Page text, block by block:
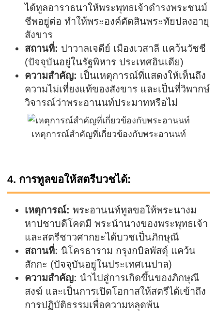
ได้ทูลอาราธนาให้พระพุทธเจ้าดำรงพระชนม์
ชีพอยู่ต่อ ทำให้พระองค์ตัดสินพระทัยปลงอายุ
สังขาร
สถานที่: ปาวาลเจดีย์ เมืองเวสาลี แคว้นวัชชี
(ปัจจุบันอยู่ในรัฐพิหาร ประเทศอินเดีย)
ความสำคัญ: เป็นเหตุการณ์ที่แสดงให้เห็นถึง
ความไม่เที่ยงแท้ของสังขาร และเป็นที่วิพากษ์
วิจารณ์ว่าพระอานนท์ประมาทหรือไม่
เหตุการณ์สำคัญที่เกี่ยวข้องกับพระอานนท์
4. การทูลขอให้สตรีบวชได้:
เหตุการณ์: พระอานนท์ทูลขอให้พระนางม
หาปชาบดีโคตมี พระน้านางของพระพุทธเจ้า
และสตรีชาวศากยะได้บวชเป็นภิกษุณี
สถานที่: นิโครธาราม กรุงกบิลพัสดุ์ แคว้น
สักกะ (ปัจจุบันอยู่ในประเทศเนปาล)
ความสำคัญ: นำไปสู่การเกิดขึ้นของภิกษุณี
สงฆ์ และเป็นการเปิดโอกาสให้สตรีได้เข้าถึง
การปฏิบัติธรรมเพื่อความหลุดพ้น